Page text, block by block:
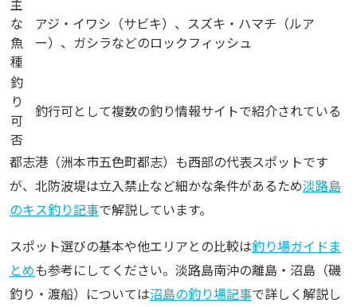
主
な
魚
種
アジ・イワシ（サビキ）、スズキ・ハマチ（ルア
ー）、ガシラなどのロックフィッシュ
釣
り
可
否
釣行可として複数の釣り情報サイトで紹介されている
都志港（洲本市五色町都志）も西部の代表スポットです
が、北防波堤は立入禁止など細かな条件があるため淡路島
のキス釣り記事で解説しています。
スポット選びの基本や他エリアとの比較は釣り場ガイドま
とめも参考にしてください。淡路島南沖の離島・沼島（磯
釣り・渡船）については沼島の釣り場記事で詳しく解説し